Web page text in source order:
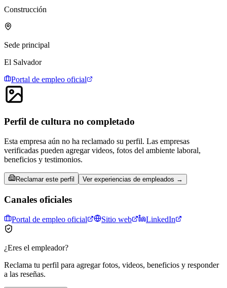
Construcción
Sede principal
El Salvador
Portal de empleo oficial
Perfil de cultura no completado
Esta empresa aún no ha reclamado su perfil. Las empresas
verificadas pueden agregar videos, fotos del ambiente laboral,
beneficios y testimonios.
Reclamar este perfil Ver experiencias de empleados →
Canales oficiales
Portal de empleo oficial Sitio web LinkedIn
¿Eres el empleador?
Reclama tu perfil para agregar fotos, videos, beneficios y responder
a las reseñas.